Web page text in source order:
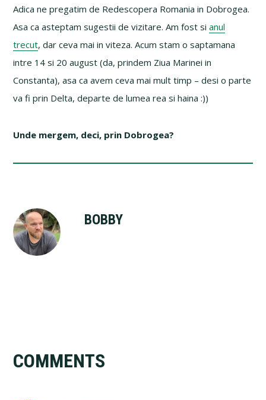
Adica ne pregatim de Redescopera Romania in Dobrogea.
Asa ca asteptam sugestii de vizitare. Am fost sianul
trecut, dar ceva mai in viteza. Acum stam o saptamana
intre 14 si 20 august (da, prindem Ziua Marinei in
Constanta), asa ca avem ceva mai mult timp – desi o parte
va fi prin Delta, departe de lumea rea si haina :))
Unde mergem, deci, prin Dobrogea?
BOBBY
Interactions
COMMENTS